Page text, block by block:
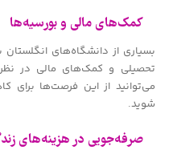
کمک‌های مالی و بورسیه‌ها
بسیاری از دانشگاه‌های انگلستان
تحصیلی و کمک‌های مالی در
می‌توانید از این فرصت‌ها
شوید.
صرفه‌جویی در هزینه‌های